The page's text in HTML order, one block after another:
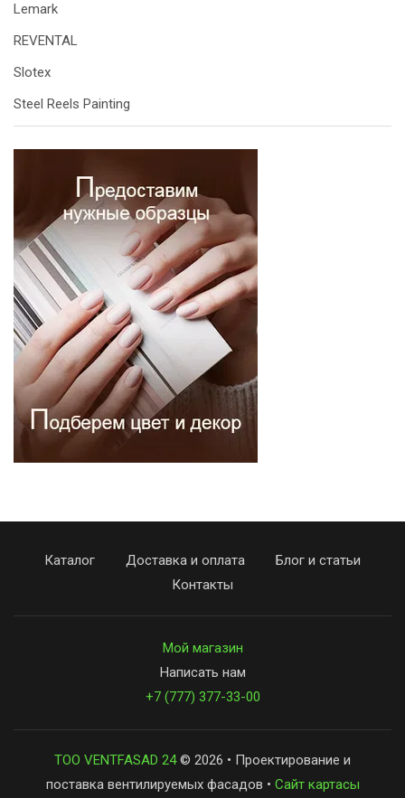
Lemark
REVENTAL
Slotex
Steel Reels Painting
Каталог Доставка и оплата
Блог и статьи
Контакты
Мой магазин
Написать нам
+7 (777) 377-33-00
ТОО VENTFASAD 24© 2026 • Проектирование и
поставка вентилируемых фасадов • Сайт картасы